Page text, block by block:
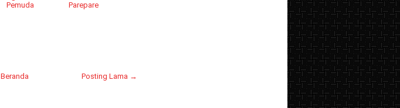
Pemuda
Parepare
Posting Lama →
Beranda